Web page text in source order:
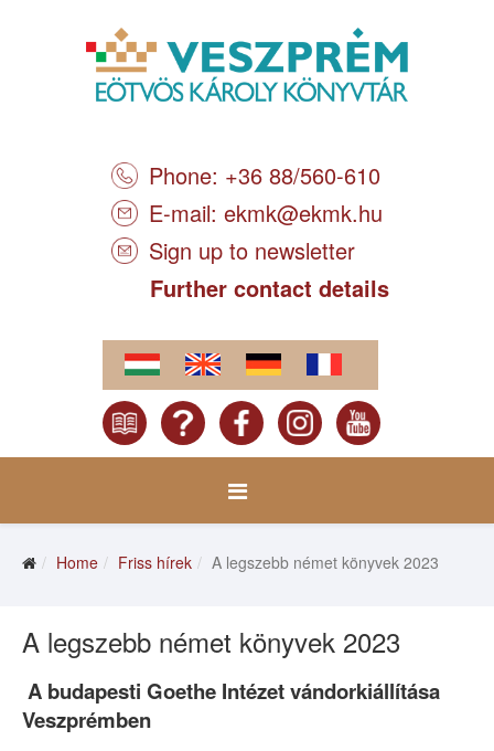
Phone: +36 88/560-610
E-mail: ekmk@ekmk.hu
Sign up to newsletter
Further contact details
Home Friss hírek A legszebb német könyvek 2023
A legszebb német könyvek 2023
A budapesti Goethe Intézet vándorkiállítása
Veszprémben